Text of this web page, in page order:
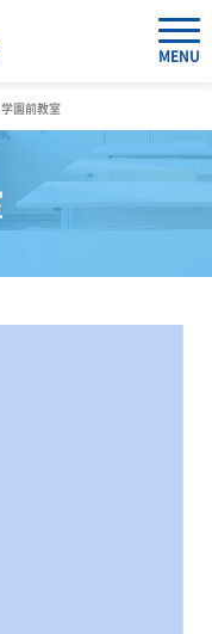
MENU
園前教室